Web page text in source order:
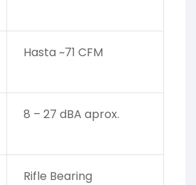
Hasta ~71 CFM
8 – 27 dBA aprox.
Rifle Bearing